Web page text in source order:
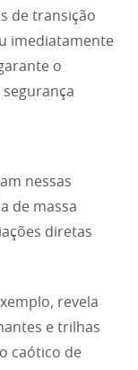
de transição
imediatamente
o
nessas
de massa
diretas
revela
e trilhas
caótico de